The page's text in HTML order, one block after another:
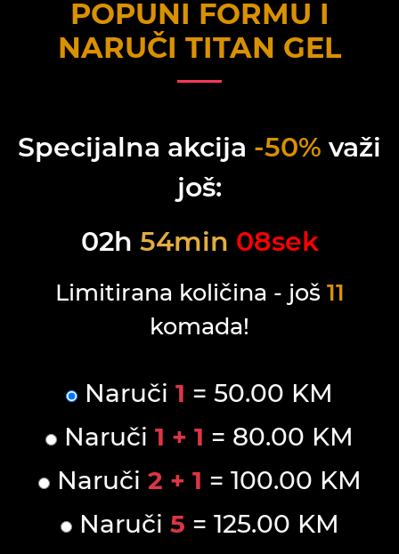
POPUNI FORMU I
NARUČI TITAN GEL
Specijalna akcija -50% važi
još:
02h 54min 08sek
Limitirana količina - još 11
komada!
Naruči 1 = 50.00 KM
Naruči 1 + 1 = 80.00 KM
Naruči 2 + 1 = 100.00 KM
Naruči 5 = 125.00 KM